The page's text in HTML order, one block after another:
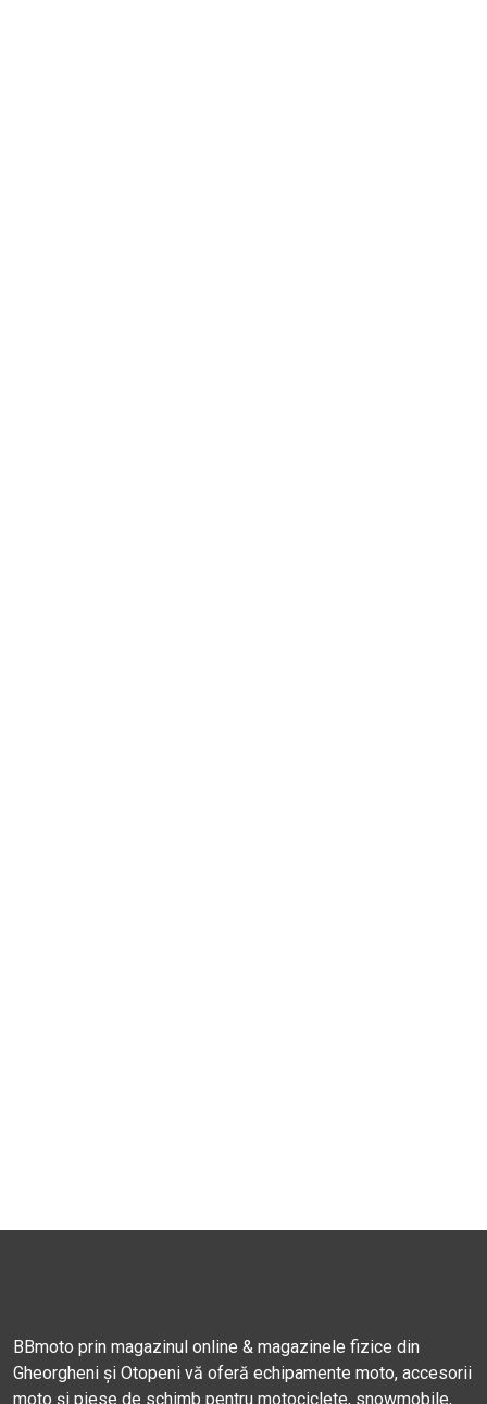
BBmoto prin magazinul online & magazinele fizice din
Gheorgheni și Otopeni vă oferă echipamente moto, accesorii
moto și piese de schimb pentru motociclete, snowmobile,